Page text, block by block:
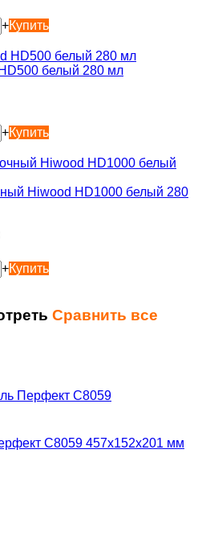
+Купить
белый 280 мл
+Купить
Hiwood HD1000 белый 280
+Купить
Сравнить все
C8059 457х152х201 мм